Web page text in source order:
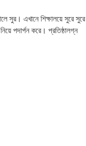
সুর। এখানে শিক্ষালয়ে সুরে সুরে
পদার্পন করে। প্রতিষ্ঠালগ্ন